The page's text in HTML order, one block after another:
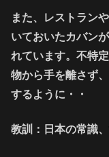
また、レストラン
いておいたカバン
れています。不特
物から手を離さず
するように・・
教訓：日本の常識